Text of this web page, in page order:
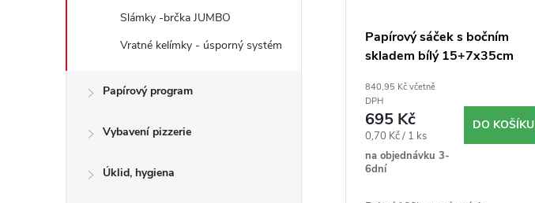
Slámky -brčka JUMBO
Vratné kelímky - úsporný systém
Papírový program
Vybavení pizzerie
Úklid, hygiena
Papírový sáček s bočním
skladem bílý 15+7x35cm
840,95 Kč včetně
DPH
695 Kč
Měrná
cena:
0,70 Kč / 1 ks
na objednávku 3-
6dní
DO KOŠÍKU